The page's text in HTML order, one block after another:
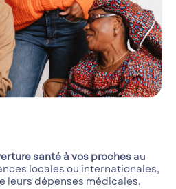
santé à vos proches au
locales ou internationales,
leurs dépenses médicales.